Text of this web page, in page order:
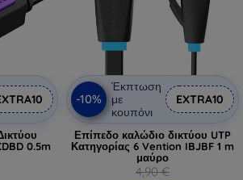
0.5m
-10%
Έκπτωση
με
κουπόνι
EXTRA10
Επίπεδο καλώδιο δικτύου UTP
Κατηγορίας 6 Vention IBJBF 1 m
μαύρο
4,90 €